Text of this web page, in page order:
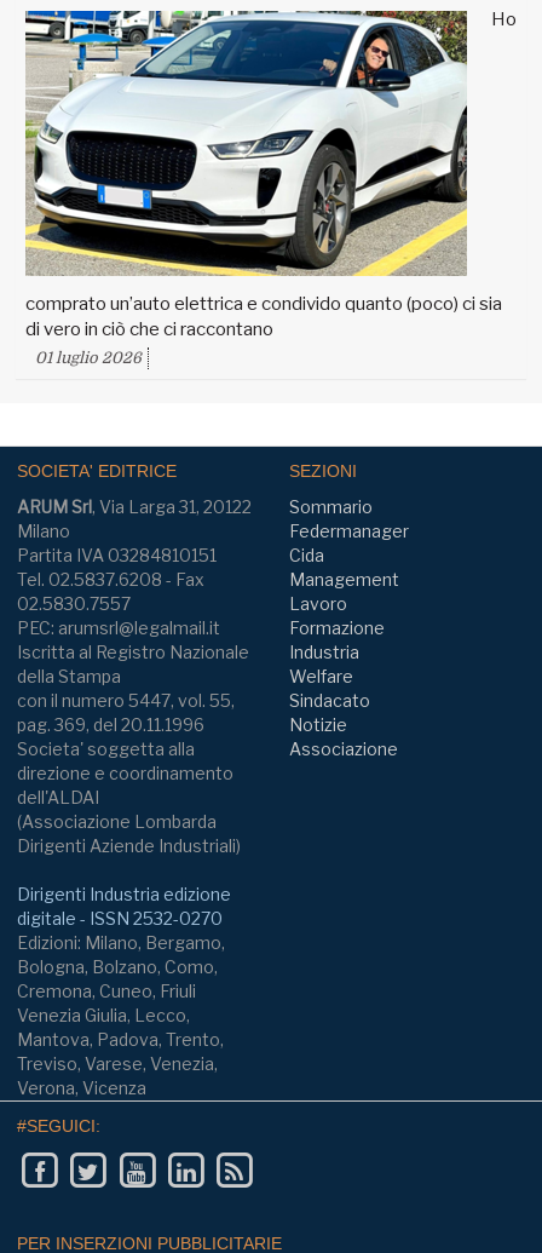
Ho
comprato un’auto elettrica e condivido quanto (poco) ci sia
di vero in ciò che ci raccontano
01 luglio 2026
SOCIETA' EDITRICE
ARUM Srl, Via Larga 31, 20122
Milano
Partita IVA 03284810151
Tel. 02.5837.6208 - Fax
02.5830.7557
PEC: arumsrl@legalmail.it
Iscritta al Registro Nazionale
della Stampa
con il numero 5447, vol. 55,
pag. 369, del 20.11.1996
Societa' soggetta alla
direzione e coordinamento
dell'ALDAI
(Associazione Lombarda
Dirigenti Aziende Industriali)
Dirigenti Industria edizione
digitale - ISSN 2532-0270
Edizioni: Milano, Bergamo,
Bologna, Bolzano, Como,
Cremona, Cuneo, Friuli
Venezia Giulia, Lecco,
Mantova, Padova, Trento,
Treviso, Varese, Venezia,
Verona, Vicenza
SEZIONI
Sommario
Federmanager
Cida
Management
Lavoro
Formazione
Industria
Welfare
Sindacato
Notizie
Associazione
#SEGUICI:
PER INSERZIONI PUBBLICITARIE